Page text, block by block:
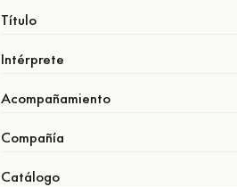
Título
Intérprete
Acompañamiento
Compañía
Catálogo